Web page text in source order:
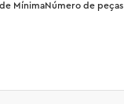
Número de peças
Mínima